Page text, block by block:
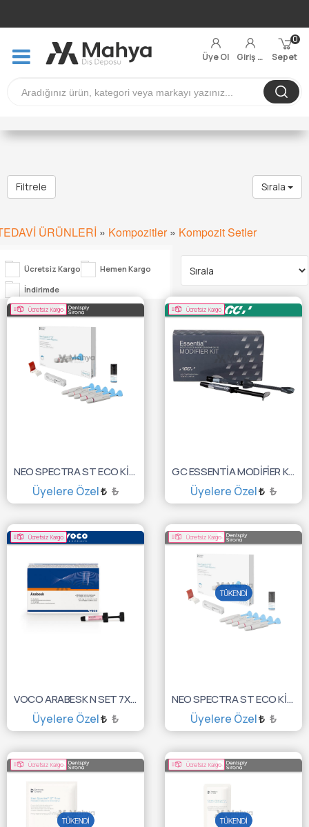
Üye Ol Giriş Yap Sepet
0
Filtrele Sırala
ÜRÜNLERİ » Kompozitler» Kompozit Setler
Ücretsiz Kargo
Hemen Kargo
İndirimde
Ücretsiz Kargo
NEO SPECTRA ST ECO KİT REF HV 6X3GR 60701990
Üyelere Özel ₺
SEPETE EKLE
Ücretsiz Kargo
GC ESSENTİA MODİFİER KİT 4'LÜ 10003534
Üyelere Özel ₺
SEPETE EKLE
Ücretsiz Kargo
VOCO ARABESK N SET 7X4GR + 7. NESİL BOND 1338
Üyelere Özel ₺
SEPETE EKLE
Ücretsiz Kargo
NEO SPECTRA ST ECO KİT REF LV 6X3GR 60701890
Üyelere Özel ₺
TÜKENDİ :(
Ücretsiz Kargo Ücretsiz Kargo